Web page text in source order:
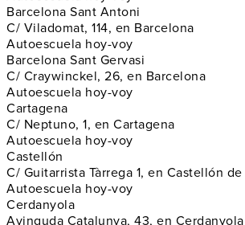
Barcelona Sant Antoni
C/ Viladomat, 114, en Barcelona
Autoescuela hoy-voy
Barcelona Sant Gervasi
C/ Craywinckel, 26, en Barcelona
Autoescuela hoy-voy
Cartagena
C/ Neptuno, 1, en Cartagena
Autoescuela hoy-voy
Castellón
C/ Guitarrista Tàrrega 1, en Castellón
Autoescuela hoy-voy
Cerdanyola
Avinguda Catalunya, 43, en